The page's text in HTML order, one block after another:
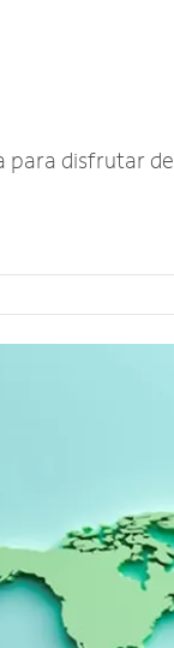
disfrutar